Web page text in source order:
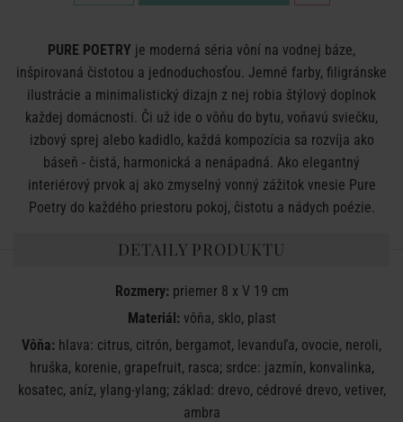
PURE POETRY je moderná séria vôní na vodnej báze,
inšpirovaná čistotou a jednoduchosťou. Jemné farby, filigránske
ilustrácie a minimalistický dizajn z nej robia štýlový doplnok
každej domácnosti. Či už ide o vôňu do bytu, voňavú sviečku,
izbový sprej alebo kadidlo, každá kompozícia sa rozvíja ako
báseň - čistá, harmonická a nenápadná. Ako elegantný
interiérový prvok aj ako zmyselný vonný zážitok vnesie Pure
Poetry do každého priestoru pokoj, čistotu a nádych poézie.
DETAILY PRODUKTU
Rozmery:priemer 8 x V 19 cm
Materiál:vôňa, sklo, plast
Vôňa: hlava: citrus, citrón, bergamot, levanduľa, ovocie, neroli,
hruška, korenie, grapefruit, rasca; srdce: jazmín, konvalinka,
kosatec, aníz, ylang-ylang; základ: drevo, cédrové drevo, vetiver,
ambra